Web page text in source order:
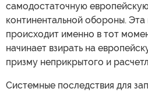
самодостаточную
континентальной обороны.
происходит именно в тот
начинает взирать на
призму неприкрытого и
Системные последствия для